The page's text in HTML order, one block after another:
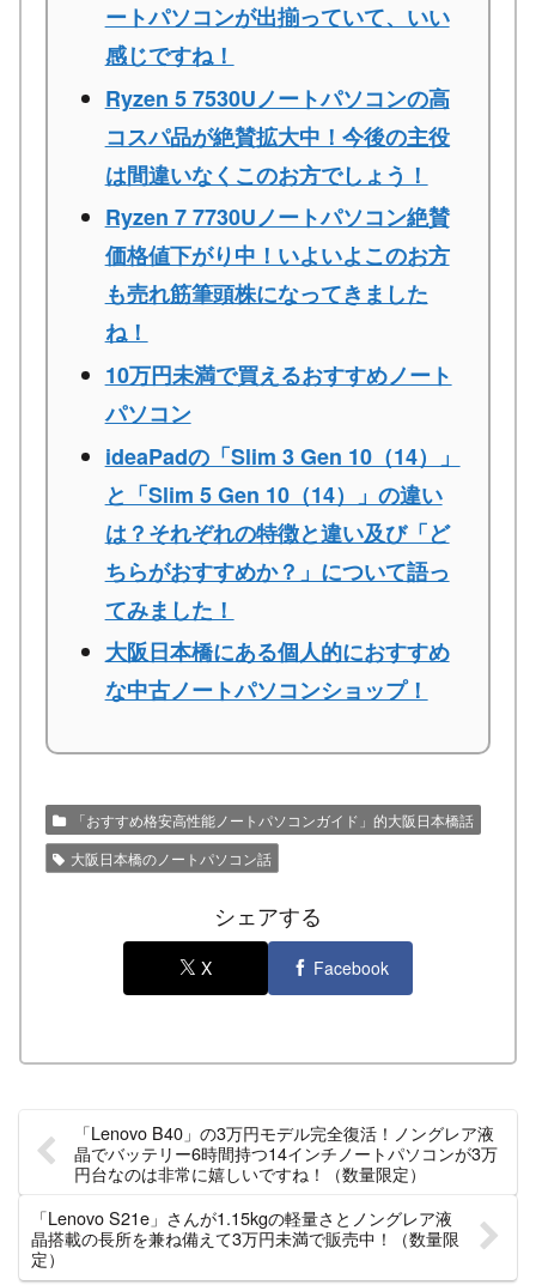
ートパソコンが出揃っていて、いい
感じですね！
Ryzen 5 7530Uノートパソコンの高
コスパ品が絶賛拡大中！今後の主役
は間違いなくこのお方でしょう！
Ryzen 7 7730Uノートパソコン絶賛
価格値下がり中！いよいよこのお方
も売れ筋筆頭株になってきました
ね！
10万円未満で買えるおすすめノート
パソコン
ideaPadの「Slim 3 Gen 10（14）」
と「Slim 5 Gen 10（14）」の違い
は？それぞれの特徴と違い及び「ど
ちらがおすすめか？」について語っ
てみました！
大阪日本橋にある個人的におすすめ
な中古ノートパソコンショップ！
「おすすめ格安高性能ノートパソコンガイド」的大阪日本橋話
大阪日本橋のノートパソコン話
シェアする
X Facebook
「Lenovo B40」の3万円モデル完全復活！ノングレア液
晶でバッテリー6時間持つ14インチノートパソコンが3万
円台なのは非常に嬉しいですね！（数量限定）
「Lenovo S21e」さんが1.15kgの軽量さとノングレア液
晶搭載の長所を兼ね備えて3万円未満で販売中！（数量限
定）